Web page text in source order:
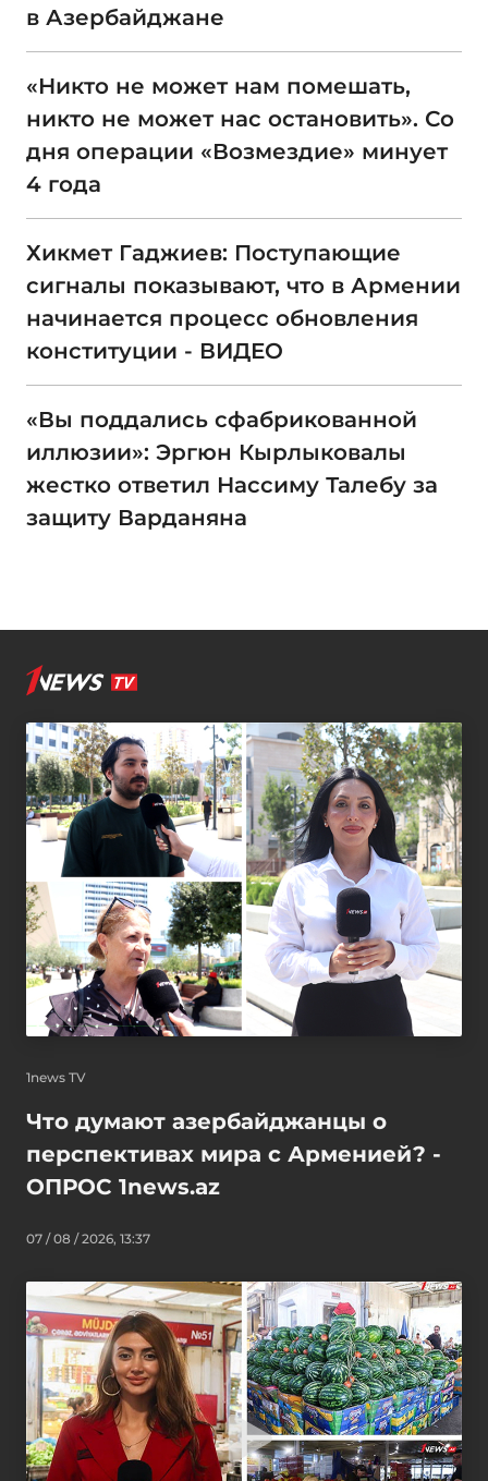
в Азербайджане
«Никто не может нам помешать,
никто не может нас остановить». Со
дня операции «Возмездие» минует
4 года
Хикмет Гаджиев: Поступающие
сигналы показывают, что в Армении
начинается процесс обновления
конституции - ВИДЕО
«Вы поддались сфабрикованной
иллюзии»: Эргюн Кырлыковалы
жестко ответил Нассиму Талебу за
защиту Варданяна
1news TV
Что думают азербайджанцы о
перспективах мира с Арменией? -
ОПРОС 1news.az
07 / 08 / 2026, 13:37